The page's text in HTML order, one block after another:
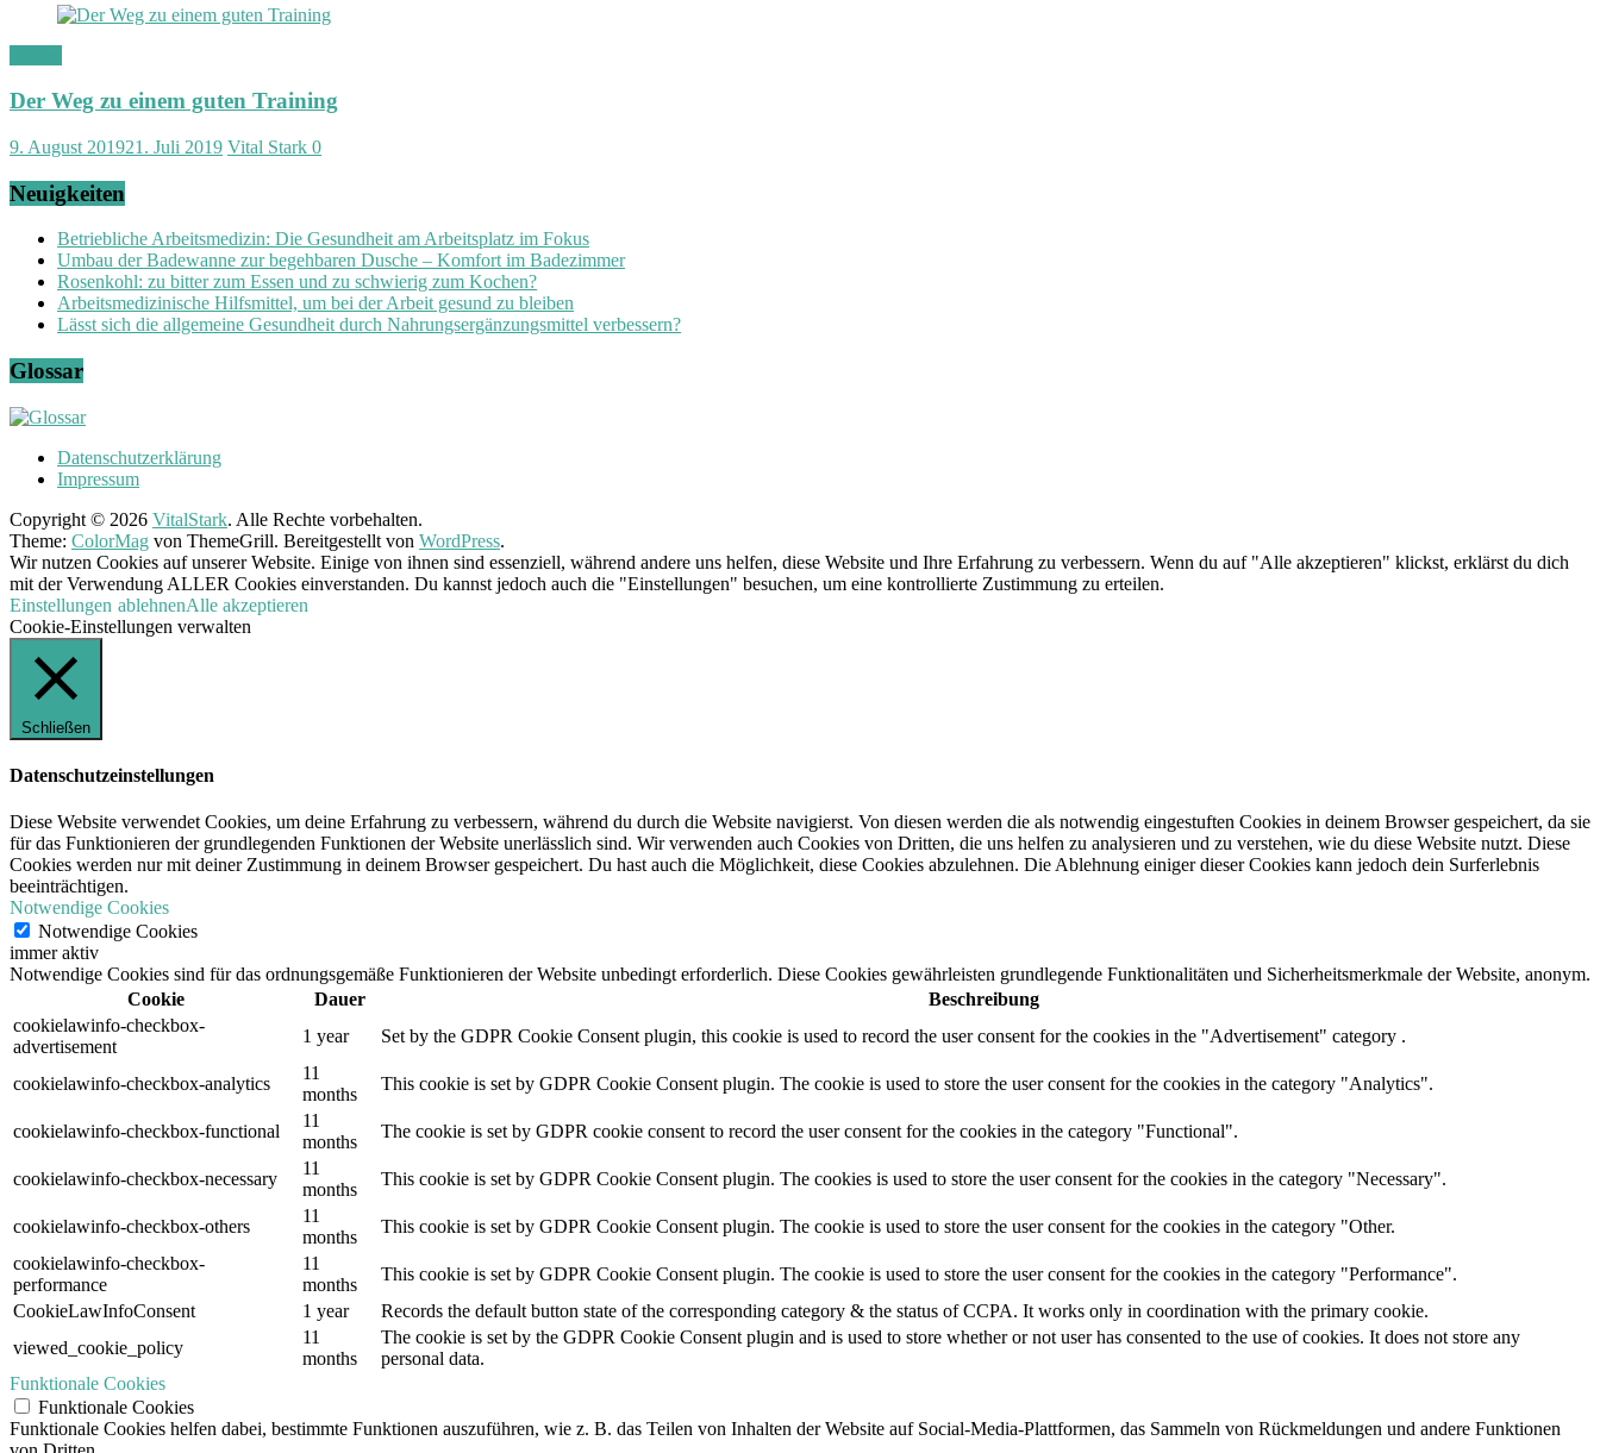
Der Weg zu einem guten Training
9. August 201921. Juli 2019 Vital Stark 0
Neuigkeiten
Betriebliche Arbeitsmedizin: Die Gesundheit am Arbeitsplatz im Fokus
Umbau der Badewanne zur begehbaren Dusche – Komfort im Badezimmer
Rosenkohl: zu bitter zum Essen und zu schwierig zum Kochen?
Arbeitsmedizinische Hilfsmittel, um bei der Arbeit gesund zu bleiben
Lässt sich die allgemeine Gesundheit durch Nahrungsergänzungsmittel verbessern?
Glossar
Datenschutzerklärung
Impressum
Copyright © 2026 VitalStark. Alle Rechte vorbehalten.
Theme: ColorMag von ThemeGrill. Bereitgestellt von WordPress.
Wir nutzen Cookies auf unserer Website. Einige von ihnen sind essenziell, während andere uns helfen, diese Website und Ihre Erfahrung zu verbessern. Wenn du auf "Alle akzeptieren" klickst, erklärst du dich
mit der Verwendung ALLER Cookies einverstanden. Du kannst jedoch auch die "Einstellungen" besuchen, um eine kontrollierte Zustimmung zu erteilen.
Einstellungen ablehnenAlle akzeptieren
Cookie-Einstellungen verwalten
Schließen
Datenschutzeinstellungen
Diese Website verwendet Cookies, um deine Erfahrung zu verbessern, während du durch die Website navigierst. Von diesen werden die als notwendig eingestuften Cookies in deinem Browser gespeichert, da sie
für das Funktionieren der grundlegenden Funktionen der Website unerlässlich sind. Wir verwenden auch Cookies von Dritten, die uns helfen zu analysieren und zu verstehen, wie du diese Website nutzt. Diese
Cookies werden nur mit deiner Zustimmung in deinem Browser gespeichert. Du hast auch die Möglichkeit, diese Cookies abzulehnen. Die Ablehnung einiger dieser Cookies kann jedoch dein Surferlebnis
beeinträchtigen.
Notwendige Cookies
Notwendige Cookies
immer aktiv
Notwendige Cookies sind für das ordnungsgemäße Funktionieren der Website unbedingt erforderlich. Diese Cookies gewährleisten grundlegende Funktionalitäten und Sicherheitsmerkmale der Website, anonym.
Cookie
Dauer
Beschreibung
cookielawinfo-checkbox-
advertisement
1 year Set by the GDPR Cookie Consent plugin, this cookie is used to record the user consent for the cookies in the "Advertisement" category .
cookielawinfo-checkbox-analytics
11
months
This cookie is set by GDPR Cookie Consent plugin. The cookie is used to store the user consent for the cookies in the category "Analytics".
cookielawinfo-checkbox-functional
11
months
The cookie is set by GDPR cookie consent to record the user consent for the cookies in the category "Functional".
cookielawinfo-checkbox-necessary
11
months
This cookie is set by GDPR Cookie Consent plugin. The cookies is used to store the user consent for the cookies in the category "Necessary".
cookielawinfo-checkbox-others
11
months
This cookie is set by GDPR Cookie Consent plugin. The cookie is used to store the user consent for the cookies in the category "Other.
cookielawinfo-checkbox-
performance
11
months
This cookie is set by GDPR Cookie Consent plugin. The cookie is used to store the user consent for the cookies in the category "Performance".
CookieLawInfoConsent
1 year
Records the default button state of the corresponding category & the status of CCPA. It works only in coordination with the primary cookie.
viewed_cookie_policy
11
months
The cookie is set by the GDPR Cookie Consent plugin and is used to store whether or not user has consented to the use of cookies. It does not store any
personal data.
Funktionale Cookies
Funktionale Cookies
Funktionale Cookies helfen dabei, bestimmte Funktionen auszuführen, wie z. B. das Teilen von Inhalten der Website auf Social-Media-Plattformen, das Sammeln von Rückmeldungen und andere Funktionen